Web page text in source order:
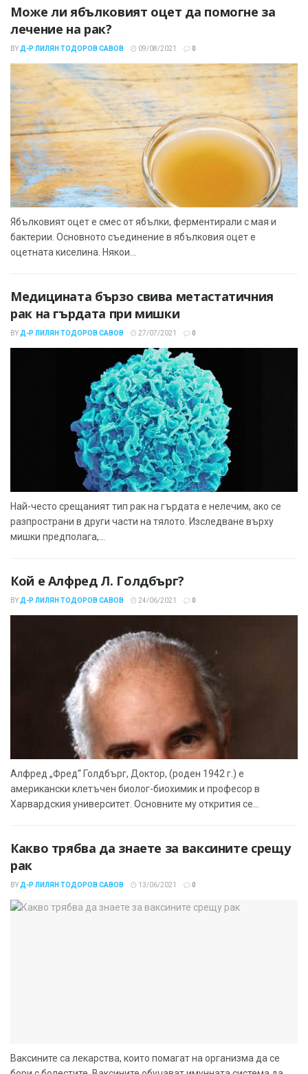
Може ли ябълковият оцет да помогне за
лечение на рак?
BY Д-Р ЛИЛЯН ТОДОРОВ САВОВ 09/08/2021 0
Ябълковият оцет е смес от ябълки, ферментирали с мая и
бактерии. Основното съединение в ябълковия оцет е
оцетната киселина. Някои...
Медицината бързо свива метастатичния
рак на гърдата при мишки
BY Д-Р ЛИЛЯН ТОДОРОВ САВОВ 27/07/2021 0
Най-често срещаният тип рак на гърдата е нелечим, ако се
разпространи в други части на тялото. Изследване върху
мишки предполага,...
Кой е Алфред Л. Голдбърг?
BY Д-Р ЛИЛЯН ТОДОРОВ САВОВ 24/06/2021 0
Алфред „Фред“ Голдбърг, Доктор, (роден 1942 г.) е
американски клетъчен биолог-биохимик и професор в
Харвардския университет. Основните му открития се...
Какво трябва да знаете за ваксините срещу
рак
BY Д-Р ЛИЛЯН ТОДОРОВ САВОВ 13/06/2021 0
Ваксините са лекарства, които помагат на организма да се